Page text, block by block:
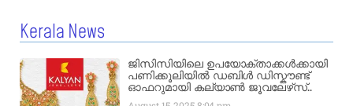
Kerala News
ജിസിസിയിലെ ഉപയോക്താക്കൾക്കായി
പണിക്കൂലിയിൽ ഡബിൾ ഡിസ്കൗണ്ട്
ഓഫറുമായി കല്യാൺ ജൂവലേഴ്‌സ്..